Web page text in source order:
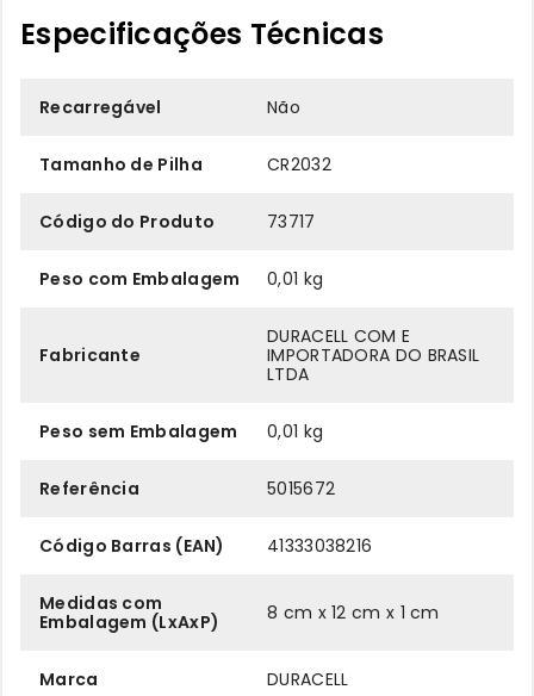
Especificações Técnicas
Recarregável Não
Tamanho de Pilha CR2032
Código do Produto 73717
Peso com Embalagem 0,01 kg
Fabricante
DURACELL COM E
IMPORTADORA DO BRASIL
LTDA
Peso sem Embalagem 0,01 kg
Referência 5015672
Código Barras (EAN) 41333038216
Medidas com
Embalagem (LxAxP)
8 cm x 12 cm x 1 cm
Marca DURACELL